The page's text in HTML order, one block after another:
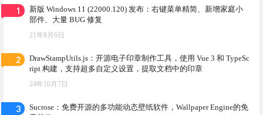
1
新版 Windows 11 (22000.120) 发布：右键菜单精简、新增家庭小
部件、大量 BUG 修复
21年8月6日
2
DrawStampUtils.js：开源电子印章制作工具，使用 Vue 3 和 TypeSc
ript 构建，支持超多自定义设置，提取文档中的印章
24年10月7日
3
Sucrose：免费开源的多功能动态壁纸软件，Wallpaper Engine的免